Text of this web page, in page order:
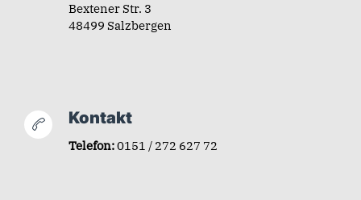
Bextener Str. 3
48499 Salzbergen
Kontakt
Telefon:0151 / 272 627 72